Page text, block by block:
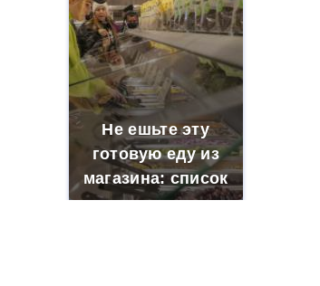
Не ешьте эту
готовую еду из
магазина: список